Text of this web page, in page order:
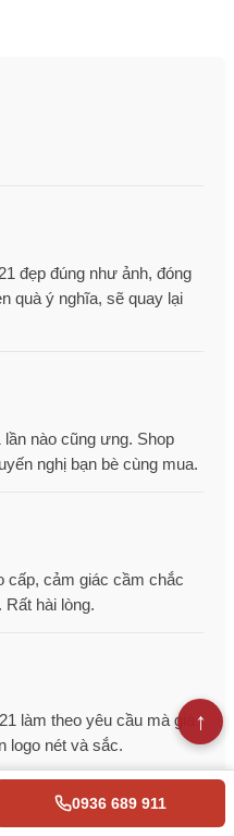
đẹp đúng như ảnh, đóng
quà ý nghĩa, sẽ quay lại
nào cũng ưng. Shop
nghị bạn bè cùng mua.
cấp, cảm giác cầm chắc
Rất hài lòng.
làm theo yêu cầu mà giá
logo nét và sắc.
0936 689 911